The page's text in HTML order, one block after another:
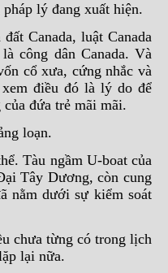
lý đang xuất hiện.
Canada, luật Canada
công dân Canada. Và
cổ xưa, cứng nhắc và
điều đó là lý do để
đứa trẻ mãi mãi.
loạn.
Tàu ngầm U-boat của
Tây Dương, còn cung
nằm dưới sự kiểm soát
chưa từng có trong lịch
lại nữa.